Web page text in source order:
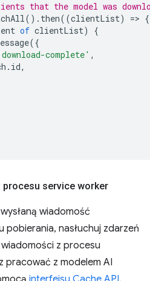
that the model was
(). then((clientList) => {
of clientList)
{
({
complete' ,
. id,
procesu service worker
wiadomość
pobierania, nasłuchuj zdarzeń
z procesu
pracować z modelem AI